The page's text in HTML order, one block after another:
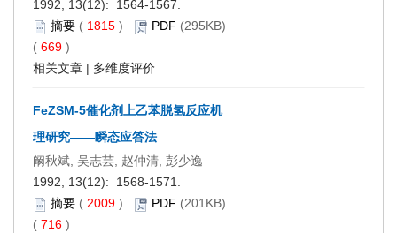
1992, 13(12): 1564-1567.
摘要 ( 1815 ) PDF (295KB)
( 669 )
相关文章 | 多维度评价
FeZSM-5催化剂上乙苯脱氢反应机
理研究——瞬态应答法
阚秋斌, 吴志芸, 赵仲清, 彭少逸
1992, 13(12): 1568-1571.
摘要 ( 2009 ) PDF (201KB)
( 716 )